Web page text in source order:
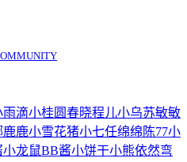
雨滴小桂圆春晓程儿小乌苏敏敏
鹿鹿小雪花猪小七任绵绵 陈77小
小龙鼠BB酱小饼干小熊依然弯